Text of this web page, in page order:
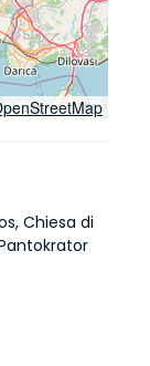
Chiesa di